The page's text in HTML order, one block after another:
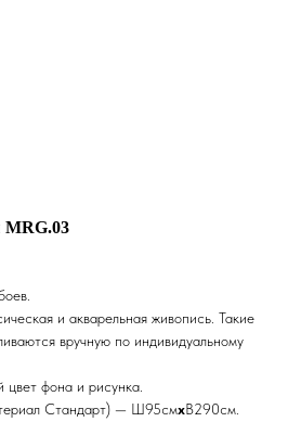
MRG.03
и акварельная живопись. Такие
вручную по индивидуальному
фона и рисунка.
Стандарт) — Ш95смxВ290см.